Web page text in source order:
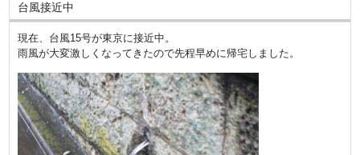
台風接近中
現在、台風15号が東京に接近中。
雨風が大変激しくなってきたので先程早めに帰宅しました。